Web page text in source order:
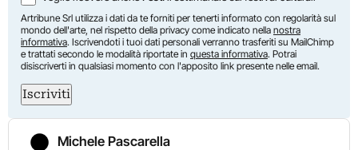
Artribune Srl utilizza i dati da te forniti per tenerti informato con regolarità sul
mondo dell'arte, nel rispetto della privacy come indicato nella nostra
informativa. Iscrivendoti i tuoi dati personali verranno trasferiti su MailChimp
e trattati secondo le modalità riportate in questa informativa. Potrai
disiscriverti in qualsiasi momento con l'apposito link presente nelle email.
Iscriviti
Michele Pascarella